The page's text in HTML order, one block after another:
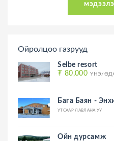
Ойролцоо газрууд
Selbe resort
₮ 80,000 ҮНЭ/
Бага Баян -
УТСААР ЛАВЛАНА УУ
Ойн дурсамж